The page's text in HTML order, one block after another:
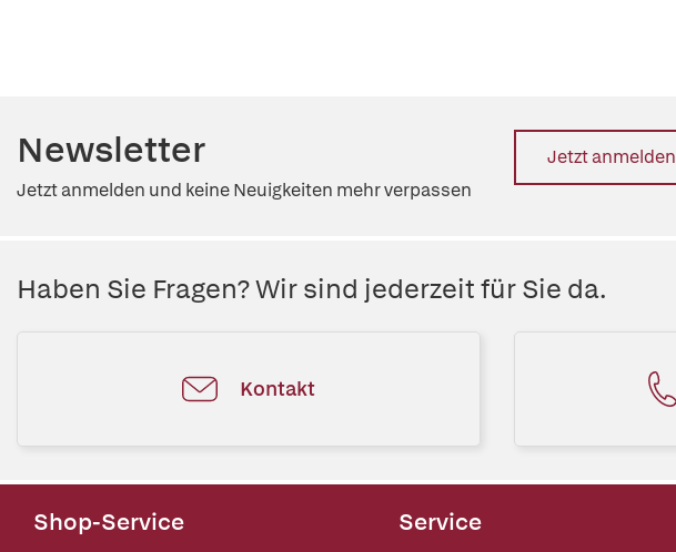
Newsletter
Jetzt anmelden und keine Neuigkeiten mehr verpassen
Jetzt anmelden
Haben Sie Fragen? Wir sind jederzeit für Sie da.
Kontakt
Shop-Service Service